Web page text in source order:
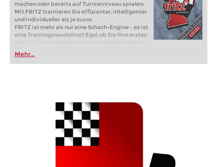
machen oder bereits auf Turnierniveau spielen:
Mit FRITZ trainieren Sie effizienter, intelligenter
und individueller als je zuvor.
FRITZ ist mehr als nur eine Schach-Engine – es ist
eine Trainingsrevolution! Egal, ob Sie Ihre ersten
Schritte in die Welt des Vereinsschachs machen
oder bereits auf Turnierniveau spielen: Mit
FRITZ trainieren Sie effizienter, intelligenter und
individueller als je zuvor.
Mehr...